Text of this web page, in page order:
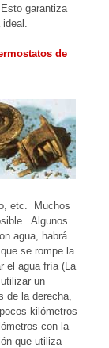
garantiza
de
etc. Muchos
Algunos
agua, habrá
se rompe la
el agua fría (La
un
la derecha,
kilómetros
con la
que utiliza